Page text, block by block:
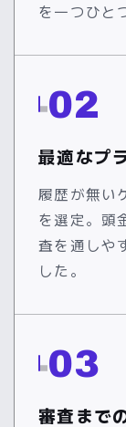
を一つひと
02
最適なプ
履歴が無い
を選定。頭
査を通しや
した。
03
審査まで